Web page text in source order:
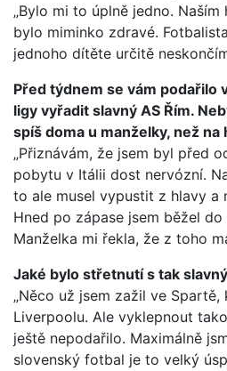
„Bylo mi to úplně jedno.
bylo miminko zdravé.
jednoho dítěte určitě
Před týdnem se vám podařilo
ligy vyřadit slavný AS Řím.
spíš doma u manželky, než na
„Přiznávám, že jsem byl před
pobytu v Itálii dost nervózní.
to ale musel vypustit z hlavy a
Hned po zápase jsem běžel
Manželka mi řekla, že z toho
Jaké bylo střetnutí s tak
„Něco už jsem zažil ve
Liverpoolu. Ale vyklepnout
ještě nepodařilo. Maximálně
slovenský fotbal je to velký